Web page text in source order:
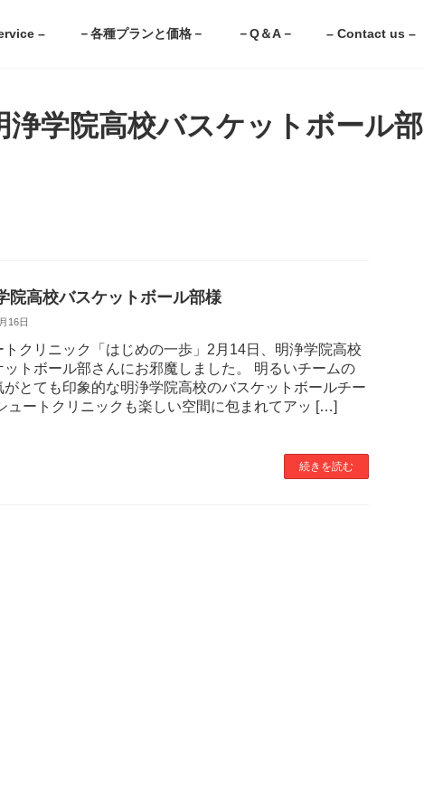
– －各種プランと価格－ －Q＆A－ – Contact us –
浄学院高校バスケットボール部
院高校バスケットボール部様
16日
トクリニック「はじめの一歩」2月14日、明浄学院高校
ットボール部さんにお邪魔しました。 明るいチームの
がとても印象的な明浄学院高校のバスケットボールチー
ュートクリニックも楽しい空間に包まれてアッ […]
続きを読む